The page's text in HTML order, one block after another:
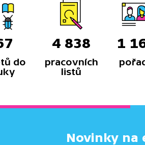
do
4 838
pracovních
listů
1
Novinky na